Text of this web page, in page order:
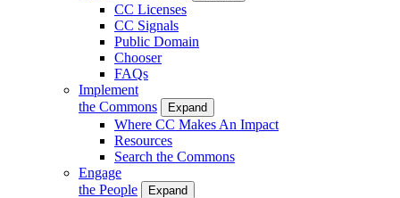
CC Licenses
CC Signals
Public Domain
Chooser
FAQs
Implement
the Commons
Expand
Where CC Makes An Impact
Resources
Search the Commons
Engage
the People
Expand